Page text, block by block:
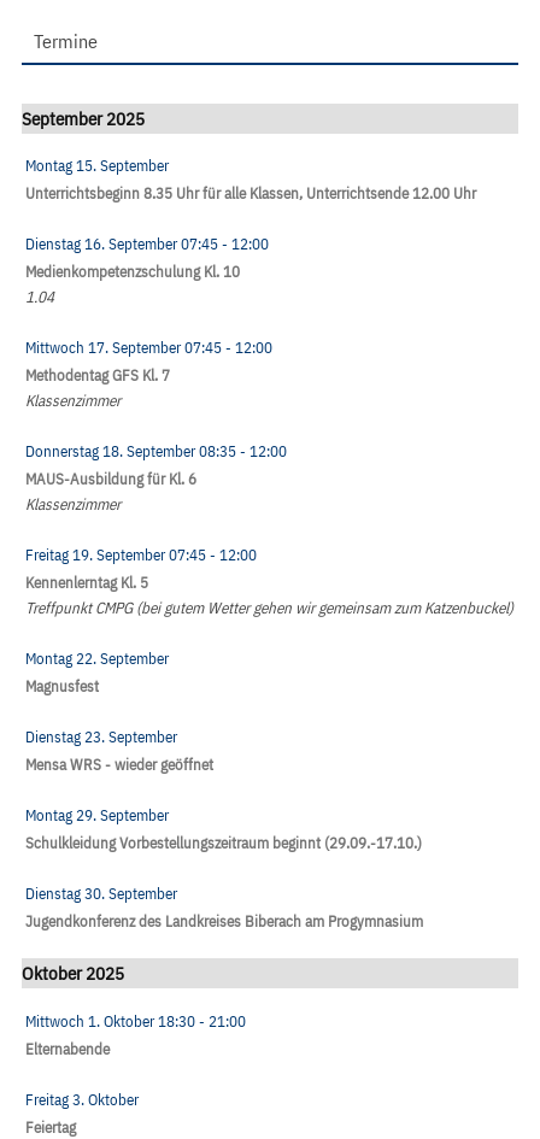
Termine
September 2025
Montag 15. September
Unterrichtsbeginn 8.35 Uhr für alle Klassen, Unterrichtsende 12.00 Uhr
Dienstag 16. September07:45- 12:00
Medienkompetenzschulung Kl. 10
1.04
Mittwoch 17. September07:45- 12:00
Methodentag GFS Kl. 7
Klassenzimmer
Donnerstag 18. September08:35- 12:00
MAUS-Ausbildung für Kl. 6
Klassenzimmer
Freitag 19. September07:45- 12:00
Kennenlerntag Kl. 5
Treffpunkt CMPG (bei gutem Wetter gehen wir gemeinsam zum Katzenbuckel)
Montag 22. September
Magnusfest
Dienstag 23. September
Mensa WRS - wieder geöffnet
Montag 29. September
Schulkleidung Vorbestellungszeitraum beginnt (29.09.-17.10.)
Dienstag 30. September
Jugendkonferenz des Landkreises Biberach am Progymnasium
Oktober 2025
Mittwoch 1. Oktober18:30- 21:00
Elternabende
Freitag 3. Oktober
Feiertag